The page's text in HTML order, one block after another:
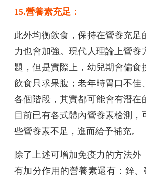
15.營養素充足：
此外均衡飲食，保持在營養充足
力也會加強。現代人理論上營養
題，但是實際上，幼兒期會偏食
飲食只求果腹；老年時胃口不佳
各個階段，其實都可能會有潛在
目前已有各式體內營養素檢測，
些營養素不足，進而給予補充。
除了上述可增加免疫力的方法外
有加分作用的營養素還有：鋅、